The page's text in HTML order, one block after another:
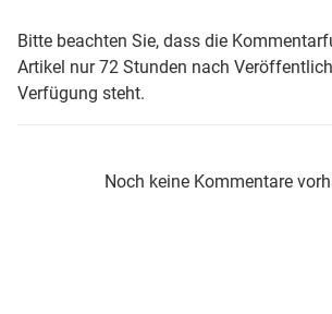
Bitte beachten Sie, dass die
Artikel nur 72 Stunden nach
Verfügung steht.
Noch keine Kommentare